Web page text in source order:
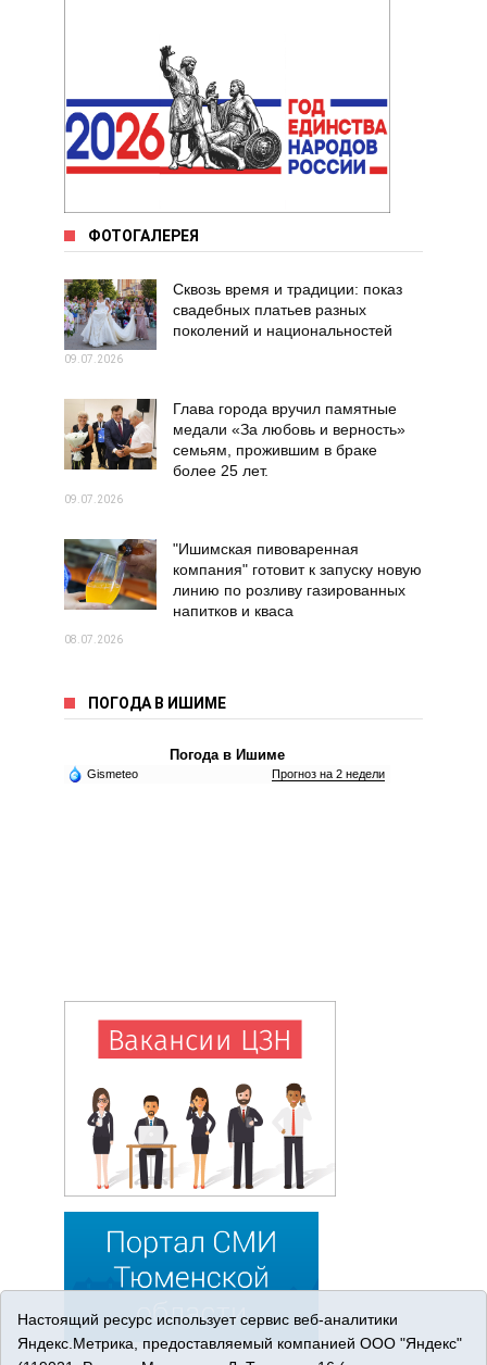
ФОТОГАЛЕРЕЯ
Сквозь время и традиции: показ
свадебных платьев разных
поколений и национальностей
09.07.2026
Глава города вручил памятные
медали «За любовь и верность»
семьям, прожившим в браке
более 25 лет.
09.07.2026
"Ишимская пивоваренная
компания" готовит к запуску новую
линию по розливу газированных
напитков и кваса
08.07.2026
ПОГОДА В ИШИМЕ
Погода в Ишиме
Gismeteo Прогноз на 2 недели
Настоящий ресурс использует сервис веб-аналитики
Яндекс.Метрика, предоставляемый компанией ООО "Яндекс"